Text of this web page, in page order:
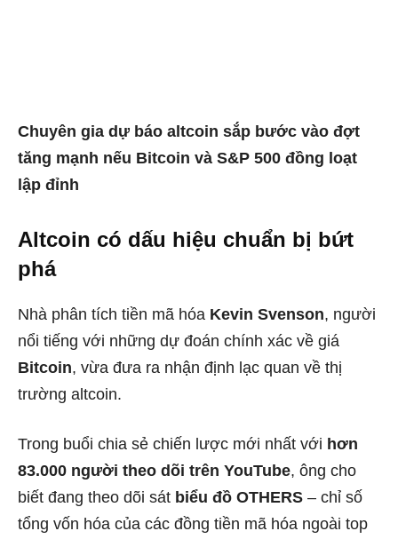
Chuyên gia dự báo altcoin sắp bước vào đợt
tăng mạnh nếu Bitcoin và S&P 500 đồng loạt
lập đỉnh
Altcoin có dấu hiệu chuẩn bị bứt
phá
Nhà phân tích tiền mã hóa Kevin Svenson, người
nổi tiếng với những dự đoán chính xác về giá
Bitcoin, vừa đưa ra nhận định lạc quan về thị
trường altcoin.
Trong buổi chia sẻ chiến lược mới nhất với hơn
83.000 người theo dõi trên YouTube, ông cho
biết đang theo dõi sát biểu đồ OTHERS – chỉ số
tổng vốn hóa của các đồng tiền mã hóa ngoài top